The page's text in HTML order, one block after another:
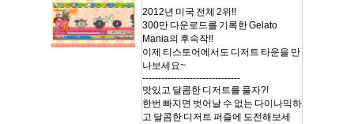
2012년 미국 전체 2위!!
300만 다운로드를 기록한 Gelato
Mania의 후속작!!
이제 티스토어에서도 디저트 타운을 만
나보세요~
-------------------------------
맛있고 달콤한 디저트를 풀자?!
한번 빠지면 벗어날 수 없는 다이나믹하
고 달콤한 디저트 퍼즐에 도전해보세